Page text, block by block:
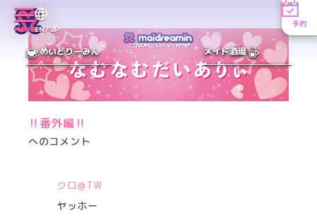
MENUEN／JP
予約
めいどりーみん メイド酒場
‼️番外編‼️
へのコメント
クロ@TW
ヤッホー